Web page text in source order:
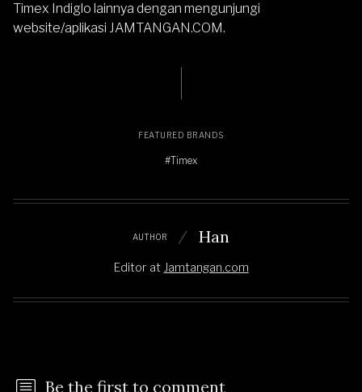
Timex Indiglo lainnya dengan mengunjungi
website/aplikasi JAMTANGAN.COM.
FEATURED BRANDS
#Timex
AUTHOR Han
Editor at Jamtangan.com
Be the first to comment